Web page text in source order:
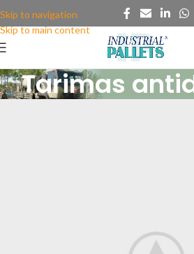
Skip to navigation
Skip to main content
Tarimas